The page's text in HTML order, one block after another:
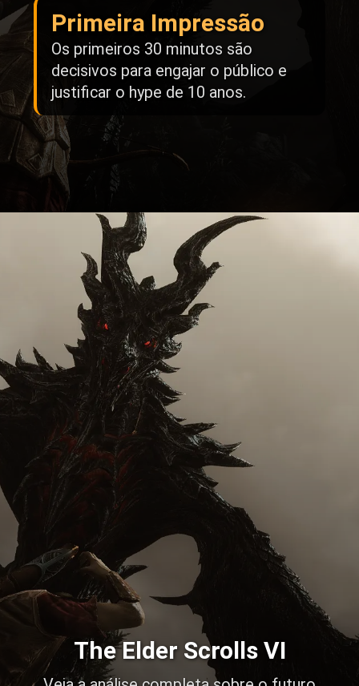
Primeira Impressão
Os primeiros 30 minutos são
decisivos para engajar o público e
justificar o hype de 10 anos.
The Elder Scrolls VI